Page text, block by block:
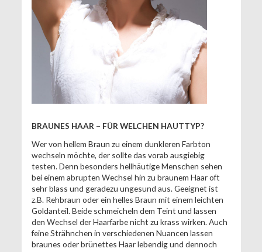
BRAUNES HAAR – FÜR WELCHEN HAUTTYP?
Wer von hellem Braun zu einem dunkleren Farbton
wechseln möchte, der sollte das vorab ausgiebig
testen. Denn besonders hellhäutige Menschen sehen
bei einem abrupten Wechsel hin zu braunem Haar oft
sehr blass und geradezu ungesund aus. Geeignet ist
z.B. Rehbraun oder ein helles Braun mit einem leichten
Goldanteil. Beide schmeicheln dem Teint und lassen
den Wechsel der Haarfarbe nicht zu krass wirken. Auch
feine Strähnchen in verschiedenen Nuancen lassen
braunes oder brünettes Haar lebendig und dennoch